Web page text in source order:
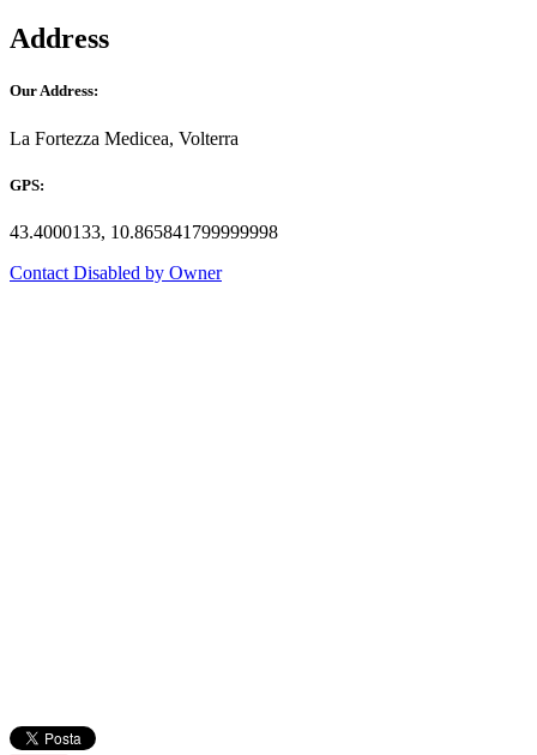
Address
Our Address:
La Fortezza Medicea, Volterra
GPS:
43.4000133, 10.865841799999998
Contact Disabled by Owner